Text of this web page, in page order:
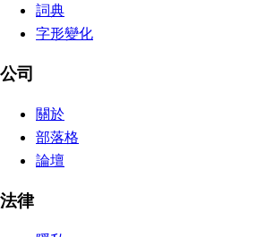
詞典
字形變化
公司
關於
部落格
論壇
法律